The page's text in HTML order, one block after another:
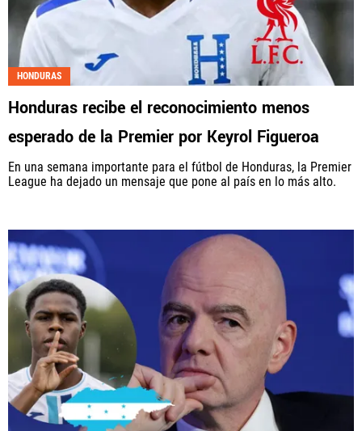
HONDURAS
Honduras recibe el reconocimiento menos
esperado de la Premier por Keyrol Figueroa
En una semana importante para el fútbol de Honduras, la Premier
League ha dejado un mensaje que pone al país en lo más alto.